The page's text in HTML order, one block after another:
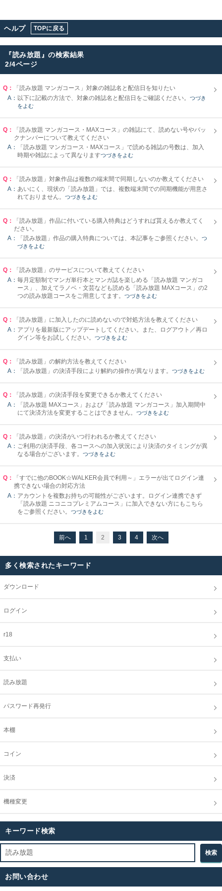
ヘルプ TOPに戻る
『読み放題 』の検索結果
2/4ページ
Q：
「読み放題 マンガコース」対象の雑誌名と配信日を知りたい
A： 以下に記載の方法で、対象の雑誌名と配信日をご確認ください。 つづき
をよむ
Q：
「読み放題 マンガコース・MAXコース」の雑誌にて、読めない号やバッ
クナンバーについて教えてください
A：
「読み放題 マンガコース・MAXコース」で読める雑誌の号数は、加入
時期や雑誌によって異なりますつづきをよむ
Q：
「読み放題」対象作品は複数の端末間で同期しないのか教えてください
A： あいにく、現状の「読み放題」では、複数端末間での同期機能が用意さ
れておりません。 つづきをよむ
Q：
「読み放題」作品に付いている購入特典はどうすれば貰えるか教えてく
ださい。
A：
「読み放題」作品の購入特典については、本記事をご参照ください。 つ
づきをよむ
Q：
「読み放題」のサービスについて教えてください
A： 毎月定額制でマンガ単行本とマンガ誌を楽しめる「読み放題 マンガコ
ース」、加えてラノベ・文芸なども読める「読み放題 MAXコース」の2
つの読み放題コースをご用意してます。 つづきをよむ
Q：
「読み放題」に加入したのに読めないので対処方法を教えてください
A： アプリを最新版にアップデートしてください。また、ログアウト／再ロ
グイン等をお試しください。 つづきをよむ
Q：
「読み放題」の解約方法を教えてください
A：
「読み放題」の決済手段により解約の操作が異なります。 つづきをよむ
Q：
「読み放題」の決済手段を変更できるか教えてください
A：
「読み放題 MAXコース」および「読み放題 マンガコース」加入期間中
にて決済方法を変更することはできません。 つづきをよむ
Q：
「読み放題」の決済がいつ行われるか教えてください
A： ご利用の決済手段、各コースへの加入状況により決済のタイミングが異
なる場合がございます。 つづきをよむ
Q：
「すでに他のBOOK☆WALKER会員で利用～」エラーが出てログイン連
携できない場合の対応方法
A： アカウントを複数お持ちの可能性がございます。ログイン連携できず
「読み放題 ニコニコプレミアムコース」に加入できない方にもこちら
をご参照ください。 つづきをよむ
前へ 1 2 3 4 次へ
多く検索されたキーワード
ダウンロード
ログイン
r18
支払い
読み放題
パスワード再発行
本棚
コイン
決済
機種変更
キーワード検索
お問い合わせ